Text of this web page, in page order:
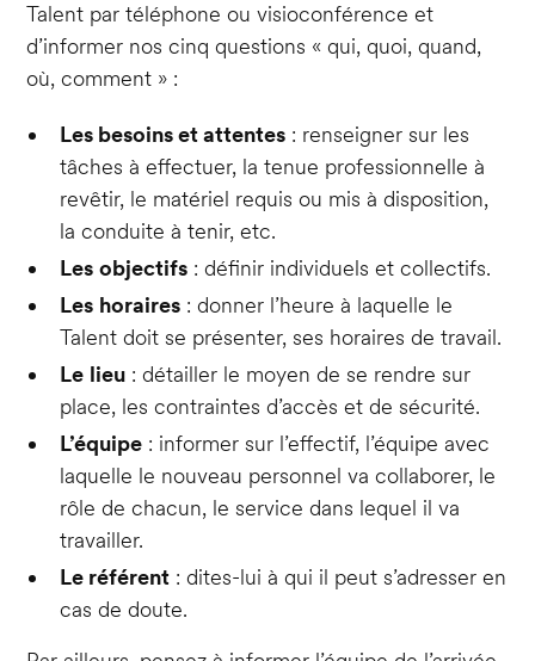
Talent par téléphone ou visioconférence et
d’informer nos cinq questions « qui, quoi, quand,
où, comment » :
Les besoins et attentes : renseigner sur les
tâches à effectuer, la tenue professionnelle à
revêtir, le matériel requis ou mis à disposition,
la conduite à tenir, etc.
Les objectifs : définir individuels et collectifs.
Les horaires : donner l’heure à laquelle le
Talent doit se présenter, ses horaires de travail.
Le lieu : détailler le moyen de se rendre sur
place, les contraintes d’accès et de sécurité.
L’équipe : informer sur l’effectif, l’équipe avec
laquelle le nouveau personnel va collaborer, le
rôle de chacun, le service dans lequel il va
travailler.
Le référent : dites-lui à qui il peut s’adresser en
cas de doute.